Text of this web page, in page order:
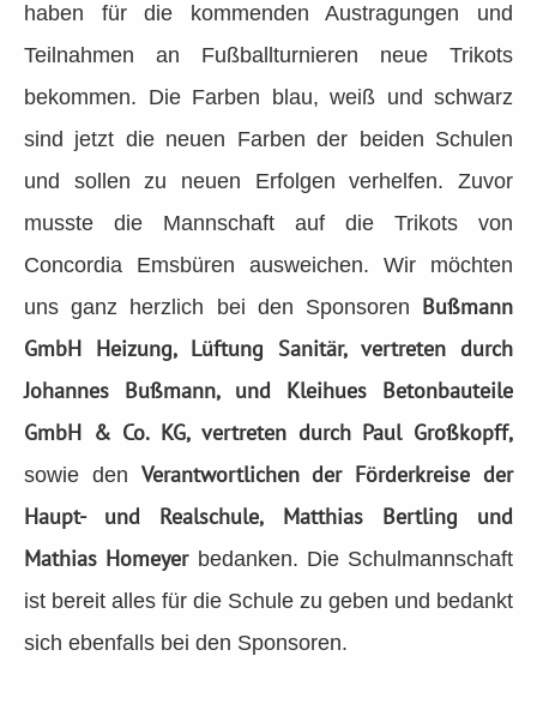
haben für die kommenden Austragungen und
Teilnahmen an Fußballturnieren neue Trikots
bekommen. Die Farben blau, weiß und schwarz
sind jetzt die neuen Farben der beiden Schulen
und sollen zu neuen Erfolgen verhelfen. Zuvor
musste die Mannschaft auf die Trikots von
Concordia Emsbüren ausweichen. Wir möchten
uns ganz herzlich bei den Sponsoren Bußmann
GmbH Heizung, Lüftung Sanitär, vertreten durch
Johannes Bußmann, und Kleihues Betonbauteile
GmbH & Co. KG, vertreten durch Paul Großkopff,
sowie den Verantwortlichen der Förderkreise der
Haupt- und Realschule, Matthias Bertling und
Mathias Homeyerbedanken. Die Schulmannschaft
ist bereit alles für die Schule zu geben und bedankt
sich ebenfalls bei den Sponsoren.